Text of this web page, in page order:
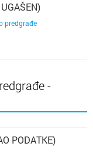
predgrađe
-
PODATKE)